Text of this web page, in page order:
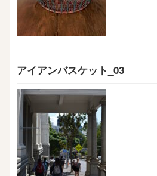
アイアンバスケット_03